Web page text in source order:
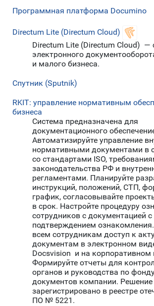
Программная платформа Documino
Directum Lite (Directum Cloud)
Directum Lite (Directum Cloud) —
электронного
и малого бизнеса.
Спутник (Sputnik)
RKIT: управление нормативным
бизнеса
Система предназначена для
документационного
Автоматизируйте управление
нормативными документами в
со стандартами ISO,
законодательства РФ и
регламентами. Планируйте
инструкций, положений, СТП,
график, согласовывайте
в срок. Настройте процедуру
сотрудников с документацией
подтверждением
всем сотрудникам доступ к
документам в электронном
Docsvision и на корпоративном
Формируйте отчеты для
органов и руководства по
документов компании. Решение
зарегистрировано в реестре
ПО № 5221.